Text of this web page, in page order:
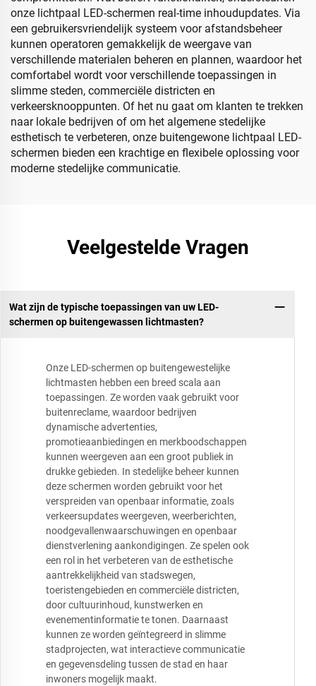
onze lichtpaal LED-schermen real-time inhoudupdates. Via
een gebruikersvriendelijk systeem voor afstandsbeheer
kunnen operatoren gemakkelijk de weergave van
verschillende materialen beheren en plannen, waardoor het
comfortabel wordt voor verschillende toepassingen in
slimme steden, commerciële districten en
verkeersknooppunten. Of het nu gaat om klanten te trekken
naar lokale bedrijven of om het algemene stedelijke
esthetisch te verbeteren, onze buitengewone lichtpaal LED-
schermen bieden een krachtige en flexibele oplossing voor
moderne stedelijke communicatie.
Veelgestelde Vragen
Wat zijn de typische toepassingen van uw LED-
schermen op buitengewassen lichtmasten?
Onze LED-schermen op buitengewestelijke
lichtmasten hebben een breed scala aan
toepassingen. Ze worden vaak gebruikt voor
buitenreclame, waardoor bedrijven
dynamische advertenties,
promotieaanbiedingen en merkboodschappen
kunnen weergeven aan een groot publiek in
drukke gebieden. In stedelijke beheer kunnen
deze schermen worden gebruikt voor het
verspreiden van openbaar informatie, zoals
verkeersupdates weergeven, weerberichten,
noodgevallenwaarschuwingen en openbaar
dienstverlening aankondigingen. Ze spelen ook
een rol in het verbeteren van de esthetische
aantrekkelijkheid van stadswegen,
toeristengebieden en commerciële districten,
door cultuurinhoud, kunstwerken en
evenementinformatie te tonen. Daarnaast
kunnen ze worden geïntegreerd in slimme
stadprojecten, wat interactieve communicatie
en gegevensdeling tussen de stad en haar
inwoners mogelijk maakt.